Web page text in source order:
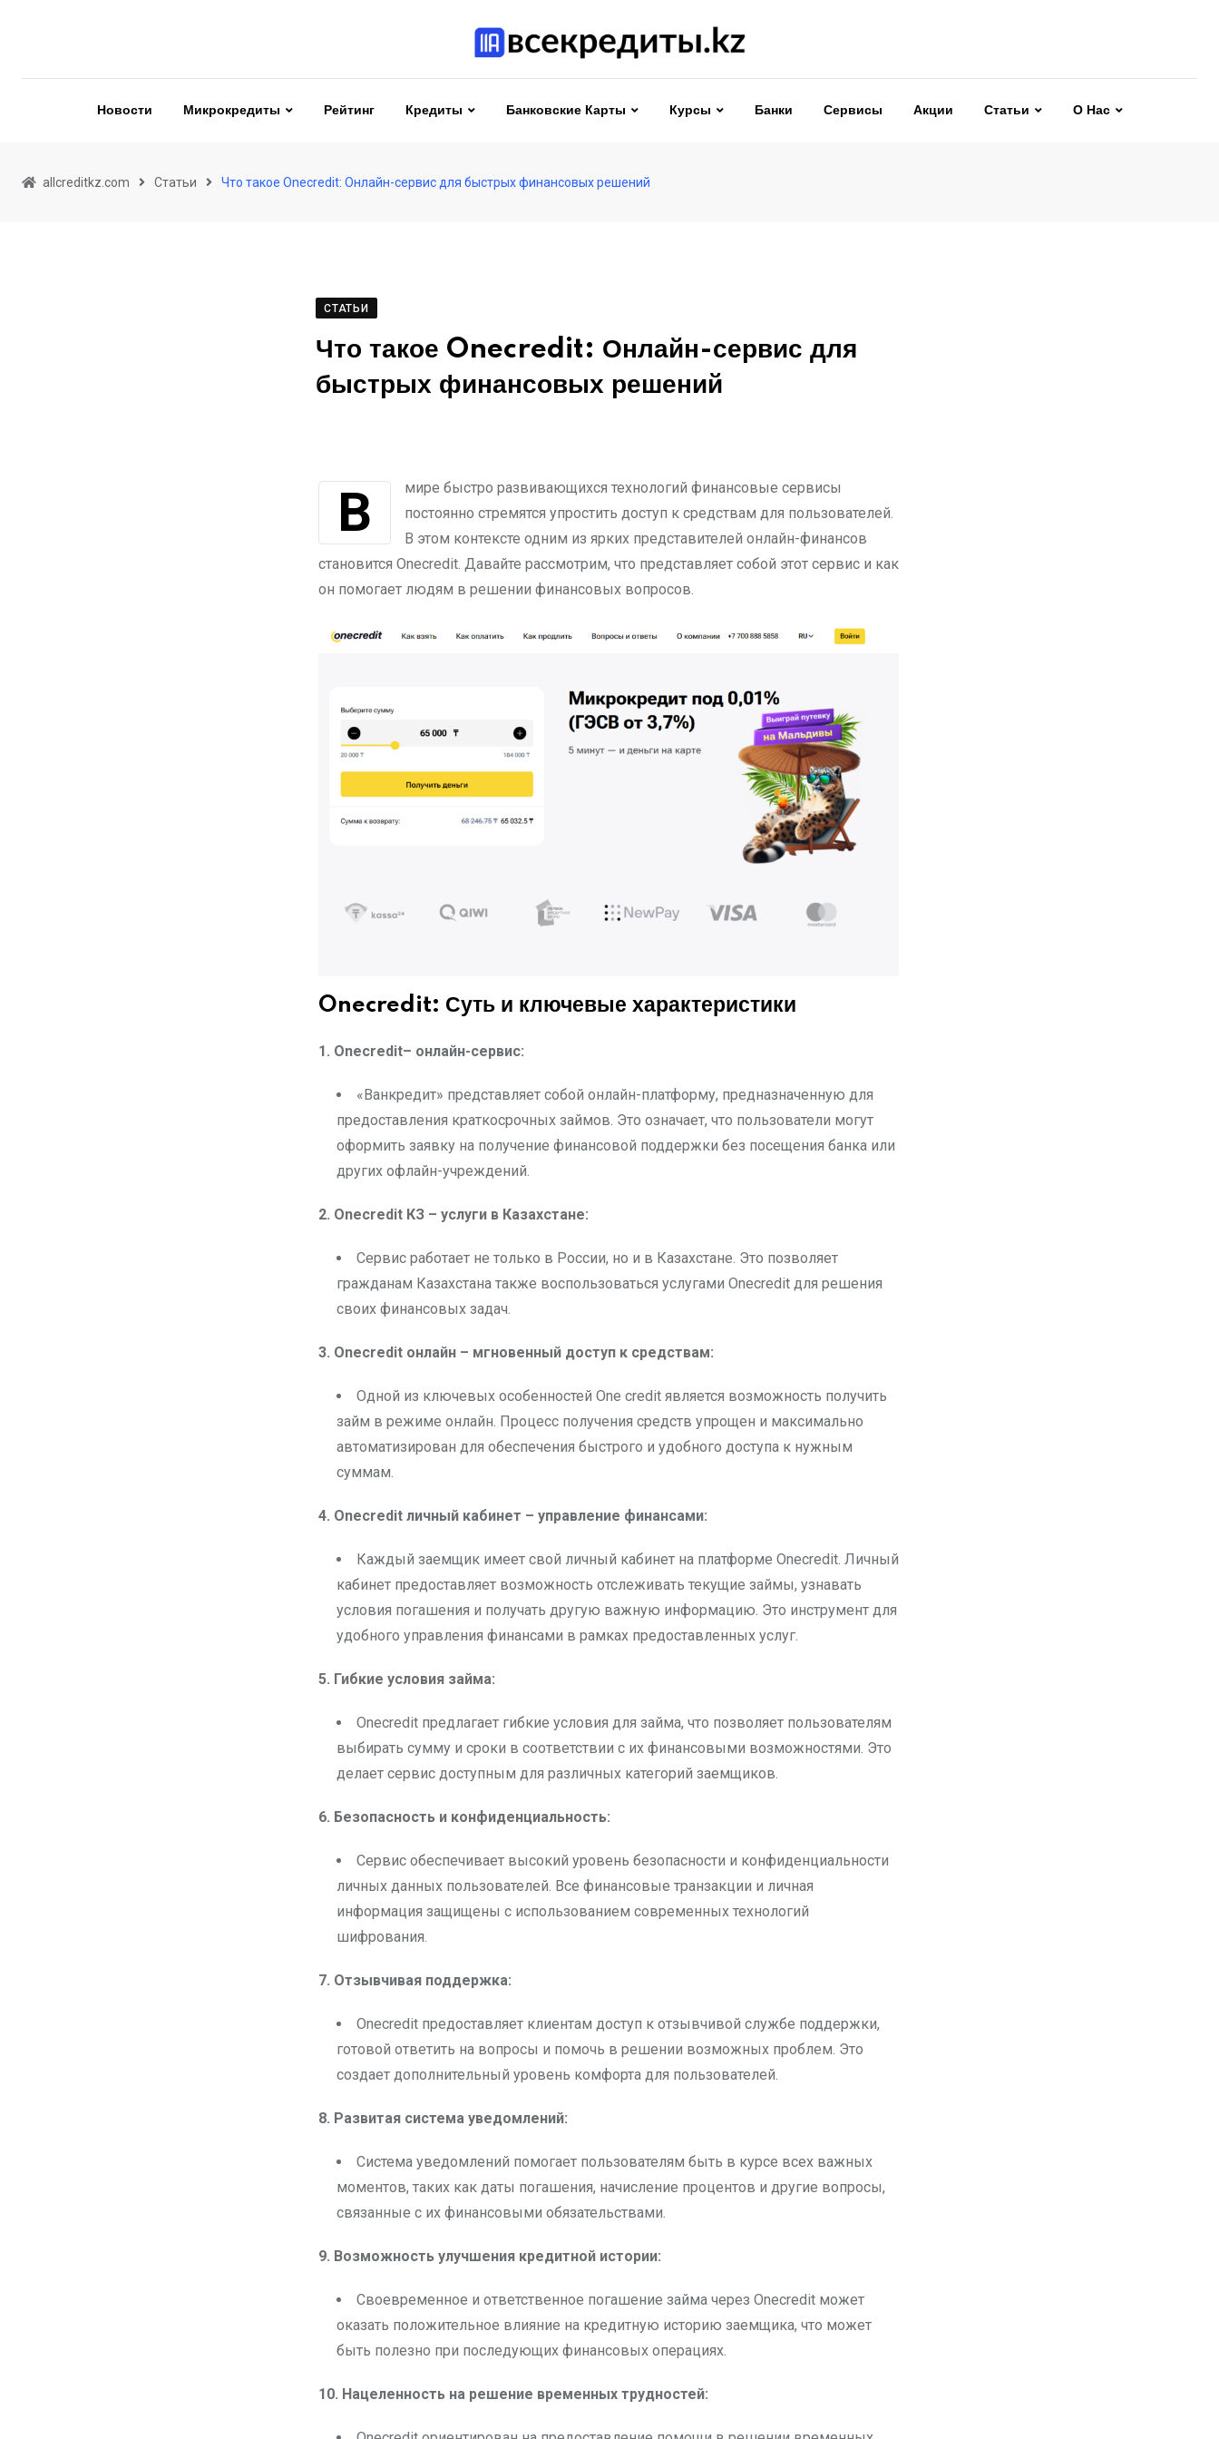
Новости Микрокредиты Рейтинг Кредиты Банковские Карты Курсы Банки Сервисы Акции Статьи О Нас
allcreditkz.com Статьи Что такое Onecredit: Онлайн-сервис для быстрых финансовых решений
СТАТЬИ
Что такое Onecredit: Онлайн-сервис для
быстрых финансовых решений
В мире быстро развивающихся технологий финансовые сервисы
постоянно стремятся упростить доступ к средствам для пользователей.
В этом контексте одним из ярких представителей онлайн-финансов
становится Onecredit. Давайте рассмотрим, что представляет собой этот сервис и как
он помогает людям в решении финансовых вопросов.
Onecredit: Суть и ключевые характеристики
1. Onecredit– онлайн-сервис:
«Ванкредит» представляет собой онлайн-платформу, предназначенную для
предоставления краткосрочных займов. Это означает, что пользователи могут
оформить заявку на получение финансовой поддержки без посещения банка или
других офлайн-учреждений.
2. Onecredit КЗ – услуги в Казахстане:
Сервис работает не только в России, но и в Казахстане. Это позволяет
гражданам Казахстана также воспользоваться услугами Onecredit для решения
своих финансовых задач.
3. Onecredit онлайн – мгновенный доступ к средствам:
Одной из ключевых особенностей One credit является возможность получить
займ в режиме онлайн. Процесс получения средств упрощен и максимально
автоматизирован для обеспечения быстрого и удобного доступа к нужным
суммам.
4. Onecredit личный кабинет – управление финансами:
Каждый заемщик имеет свой личный кабинет на платформе Onecredit. Личный
кабинет предоставляет возможность отслеживать текущие займы, узнавать
условия погашения и получать другую важную информацию. Это инструмент для
удобного управления финансами в рамках предоставленных услуг.
5. Гибкие условия займа:
Onecredit предлагает гибкие условия для займа, что позволяет пользователям
выбирать сумму и сроки в соответствии с их финансовыми возможностями. Это
делает сервис доступным для различных категорий заемщиков.
6. Безопасность и конфиденциальность:
Сервис обеспечивает высокий уровень безопасности и конфиденциальности
личных данных пользователей. Все финансовые транзакции и личная
информация защищены с использованием современных технологий
шифрования.
7. Отзывчивая поддержка:
Onecredit предоставляет клиентам доступ к отзывчивой службе поддержки,
готовой ответить на вопросы и помочь в решении возможных проблем. Это
создает дополнительный уровень комфорта для пользователей.
8. Развитая система уведомлений:
Система уведомлений помогает пользователям быть в курсе всех важных
моментов, таких как даты погашения, начисление процентов и другие вопросы,
связанные с их финансовыми обязательствами.
9. Возможность улучшения кредитной истории:
Своевременное и ответственное погашение займа через Onecredit может
оказать положительное влияние на кредитную историю заемщика, что может
быть полезно при последующих финансовых операциях.
10. Нацеленность на решение временных трудностей: